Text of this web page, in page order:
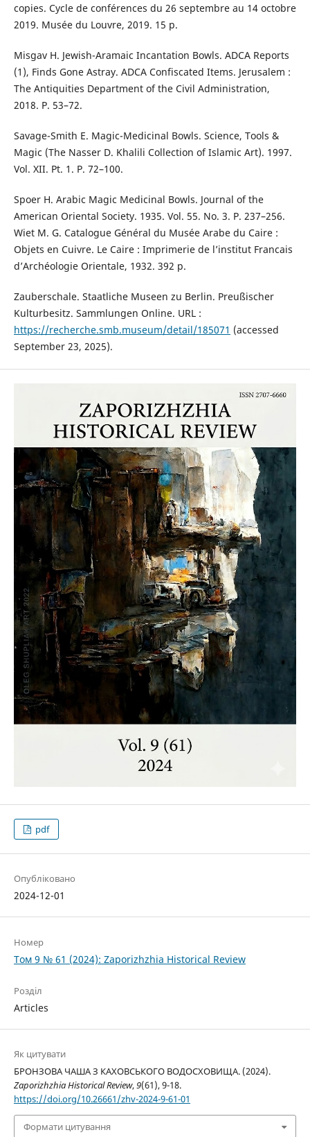
copies. Cycle de conférences du 26 septembre au 14 octobre
2019. Musée du Louvre, 2019. 15 p.
Misgav H. Jewish-Aramaic Incantation Bowls. ADCA Reports
(1), Finds Gone Astray. ADCA Confiscated Items. Jerusalem :
The Antiquities Department of the Civil Administration,
2018. P. 53–72.
Savage-Smith E. Magic-Medicinal Bowls. Science, Tools &
Magic (The Nasser D. Khalili Collection of Islamic Art). 1997.
Vol. XII. Pt. 1. P. 72–100.
Spoer H. Arabic Magic Medicinal Bowls. Journal of the
American Oriental Society. 1935. Vol. 55. No. 3. P. 237–256.
Wiet M. G. Catalogue Général du Musée Arabe du Caire :
Objets en Cuivre. Le Caire : Imprimerie de l’institut Francais
d’Archéologie Orientale, 1932. 392 p.
Zauberschale. Staatliche Museen zu Berlin. Preußischer
Kulturbesitz. Sammlungen Online. URL :
https://recherche.smb.museum/detail/185071 (accessed
September 23, 2025).
pdf
Опубліковано
2024-12-01
Номер
Том 9 № 61 (2024): Zaporizhzhia Historical Review
Розділ
Articles
Як цитувати
БРОНЗОВА ЧАША З КАХОВСЬКОГО ВОДОСХОВИЩА. (2024).
Zaporizhzhia Historical Review, 9(61), 9-18.
https://doi.org/10.26661/zhv-2024-9-61-01
Формати цитування